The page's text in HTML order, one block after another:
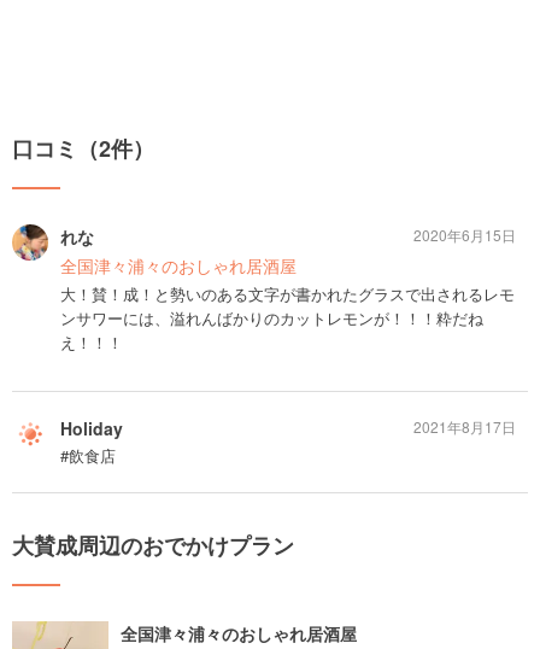
口コミ（2件）
れな
全国津々浦々のおしゃれ居酒屋
大！賛！成！と勢いのある文字が書かれたグラスで出されるレモ
ンサワーには、溢れんばかりのカットレモンが！！！粋だね
え！！！
2020年6月15日
Holiday
#飲食店
2021年8月17日
大賛成周辺のおでかけプラン
全国津々浦々のおしゃれ居酒屋